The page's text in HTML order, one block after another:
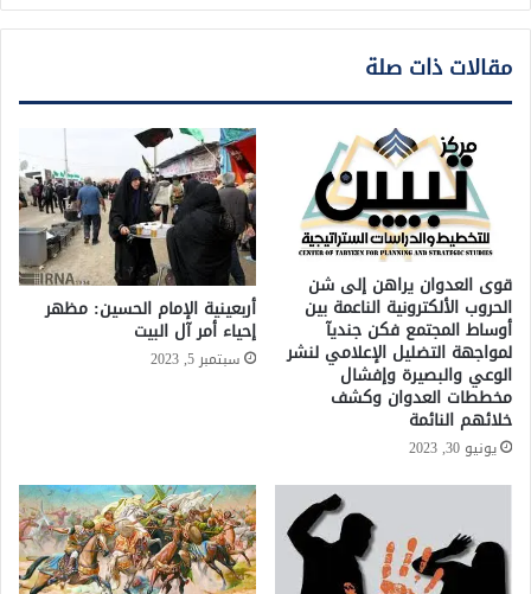
مقالات ذات صلة
قوى العدوان يراهن إلى شن
الحروب الألكترونية الناعمة بين
أوساط المجتمع فكن جنديآ
لمواجهة التضليل الإعلامي لنشر
الوعي والبصيرة وإفشال
مخططات العدوان وكشف
خلائهم النائمة
يونيو 30, 2023
أربعينية الإمام الحسين: مظهر
إحياء أمر آل البيت
سبتمبر 5, 2023